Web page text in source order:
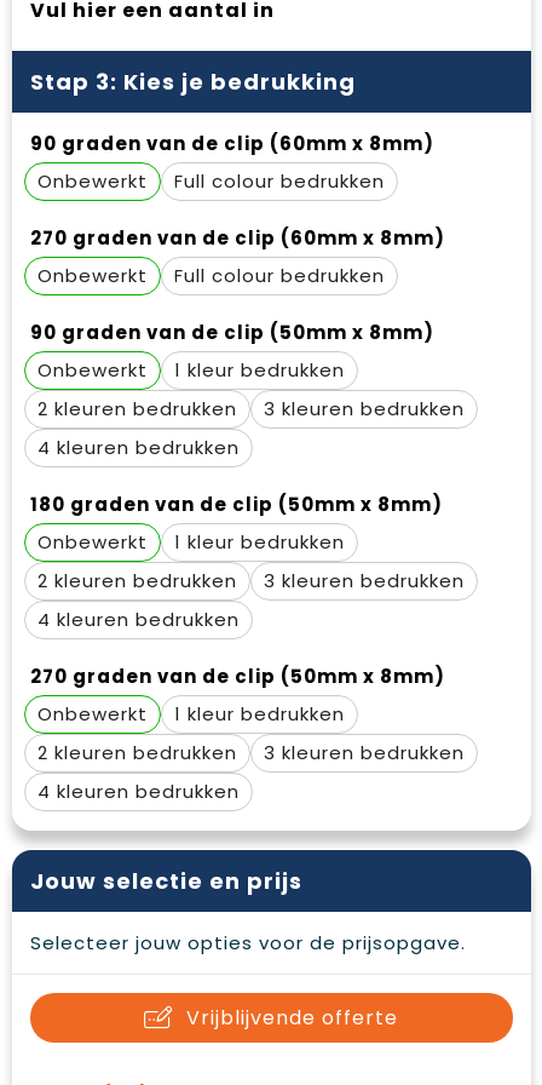
Waterbestendige tassen
Duffeltassen
Goodiebags
Draagtassen
Gehoorbescherming
Oog- en gelaatsbescherming
Restauranttextiel
Hoofdbescherming
E.H.B.O.
Ademhalingsbescherming
Vul hier een aantal in
Stap 3: Kies je bedrukking
90 graden van de clip (60mm x 8mm)
Onbewerkt
Full colour
270 graden van de clip (60mm x 8mm)
Onbewerkt
Full colour
90 graden van de clip (50mm x 8mm)
Onbewerkt
1
2
3
4
180 graden van de clip (50mm x 8mm)
Onbewerkt
1
2
3
4
270 graden van de clip (50mm x 8mm)
Onbewerkt
1
2
3
4
Jouw selectie en prijs
Selecteer jouw opties voor de prijsopgave.
Vrijblijvende offerte